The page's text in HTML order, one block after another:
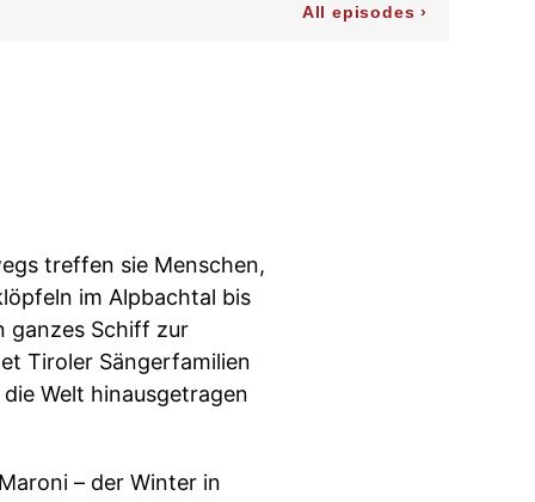
All episodes ›
treffen sie Menschen,
im Alpbachtal bis
ganzes Schiff zur
Tiroler Sängerfamilien
Welt hinausgetragen
– der Winter in